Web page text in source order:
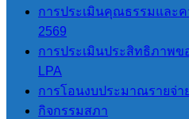
การประเมินคุณธรรมและค
2569
การประเมินประสิทธิภาพ
LPA
การโอนงบประมาณรายจ่า
กิจกรรมสภา